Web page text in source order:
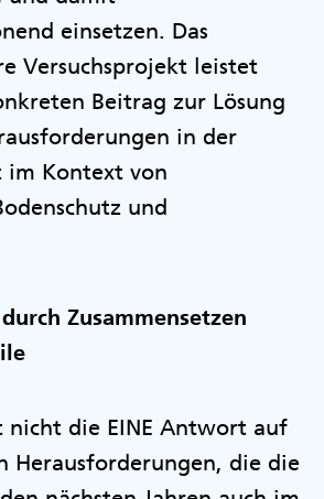
einsetzen. Das
Versuchsprojekt leistet
Beitrag zur Lösung
in der
im Kontext von
und
Zusammensetzen
nicht die EINE Antwort auf
Herausforderungen, die die